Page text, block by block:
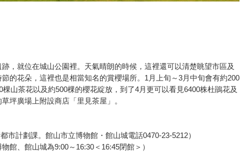
，就位在城山公園裡。天氣晴朗的時候，這裡還可以清楚眺望市區及
的花朵，這裡也是相當知名的賞櫻場所。1月上旬～3月中旬會有約200
山茶花以及約500棵的櫻花綻放，到了4月更可以看見6400株杜鵑花及
坪廣場上附設商店「里見茶屋」。
市計劃課。館山市立博物館・館山城電話0470-23-5212）
館、館山城為9:00～16:30＜16:45閉館＞）